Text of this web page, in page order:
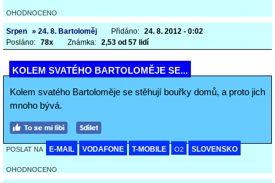
OHODNOCENO
Srpen » 24. 8. Bartoloměj Přidáno: 24. 8. 2012 - 0:02
Posláno: 78x Známka: 2,53 od 57 lidí
KOLEM SVATÉHO BARTOLOMĚJE SE...
Kolem svatého Bartoloměje se stěhují bouřky domů, a proto jich
mnoho bývá.
POSLAT NA E-MAIL VODAFONE T-MOBILE O2 SLOVENSKO
OHODNOCENO